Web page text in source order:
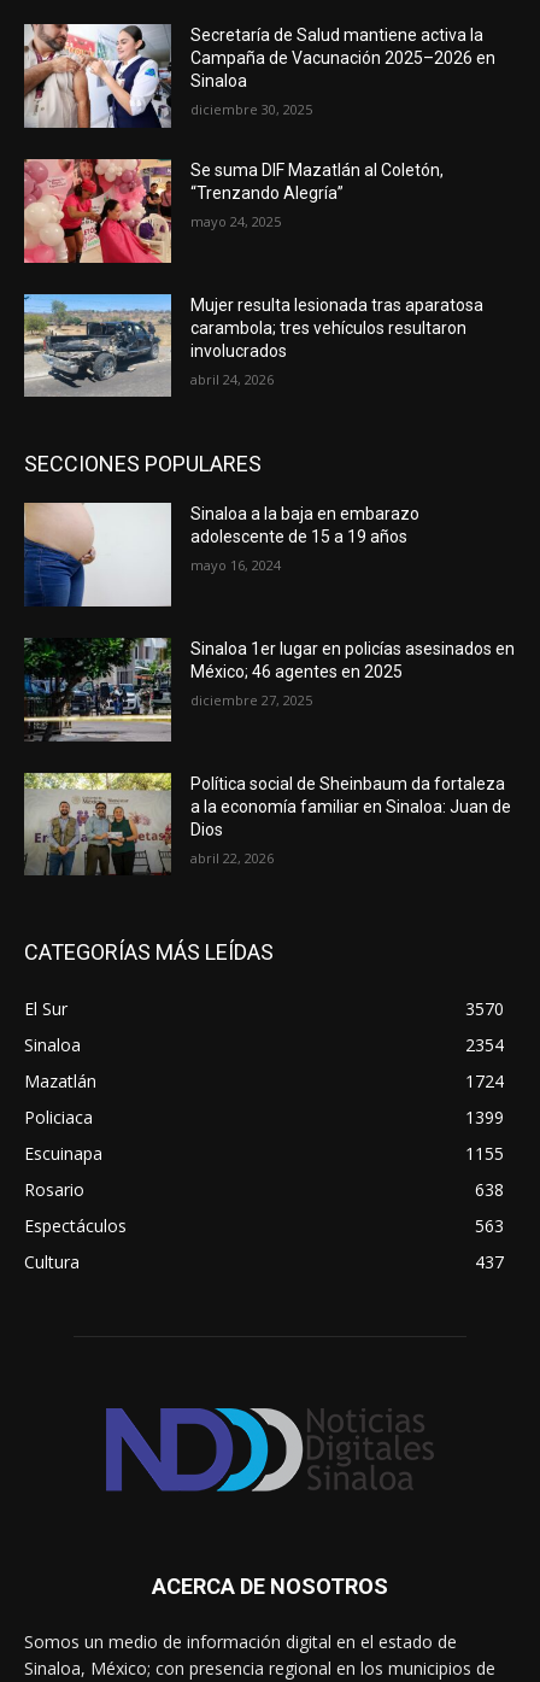
Secretaría de Salud mantiene activa la
Campaña de Vacunación 2025–2026 en
Sinaloa
diciembre 30, 2025
Se suma DIF Mazatlán al Coletón,
“Trenzando Alegría”
mayo 24, 2025
Mujer resulta lesionada tras aparatosa
carambola; tres vehículos resultaron
involucrados
abril 24, 2026
SECCIONES POPULARES
Sinaloa a la baja en embarazo
adolescente de 15 a 19 años
mayo 16, 2024
Sinaloa 1er lugar en policías asesinados en
México; 46 agentes en 2025
diciembre 27, 2025
Política social de Sheinbaum da fortaleza
a la economía familiar en Sinaloa: Juan de
Dios
abril 22, 2026
CATEGORÍAS MÁS LEÍDAS
El Sur
3570
Sinaloa
2354
Mazatlán
1724
Policiaca
1399
Escuinapa
1155
Rosario
638
Espectáculos
563
Cultura
437
ACERCA DE NOSOTROS
Somos un medio de información digital en el estado de
Sinaloa, México; con presencia regional en los municipios de